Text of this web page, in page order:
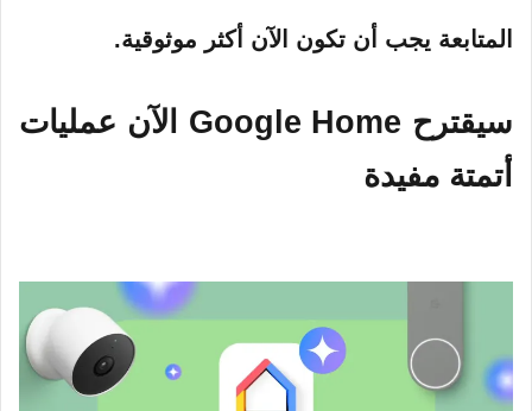
المتابعة يجب أن تكون الآن أكثر موثوقية.
سيقترح Google Home الآن عمليات
أتمتة مفيدة